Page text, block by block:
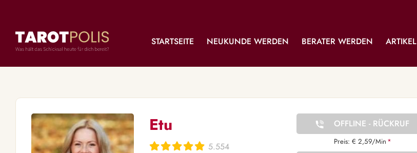
STARTSEITE NEUKUNDE WERDEN BERATER WERDEN ARTIKEL
Etu
5.554
OFFLINE - RÜCKRUF
Preis: € 2,59/Min *